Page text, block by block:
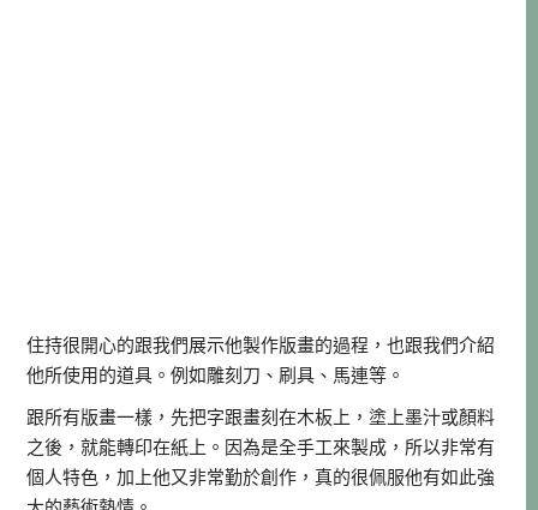
住持很開心的跟我們展示他製作版畫的過程，也跟我們介紹
他所使用的道具。例如雕刻刀、刷具、馬連等。
跟所有版畫一樣，先把字跟畫刻在木板上，塗上墨汁或顏料
之後，就能轉印在紙上。因為是全手工來製成，所以非常有
個人特色，加上他又非常勤於創作，真的很佩服他有如此強